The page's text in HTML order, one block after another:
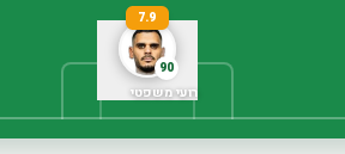
90
7.9
רועי משפטי